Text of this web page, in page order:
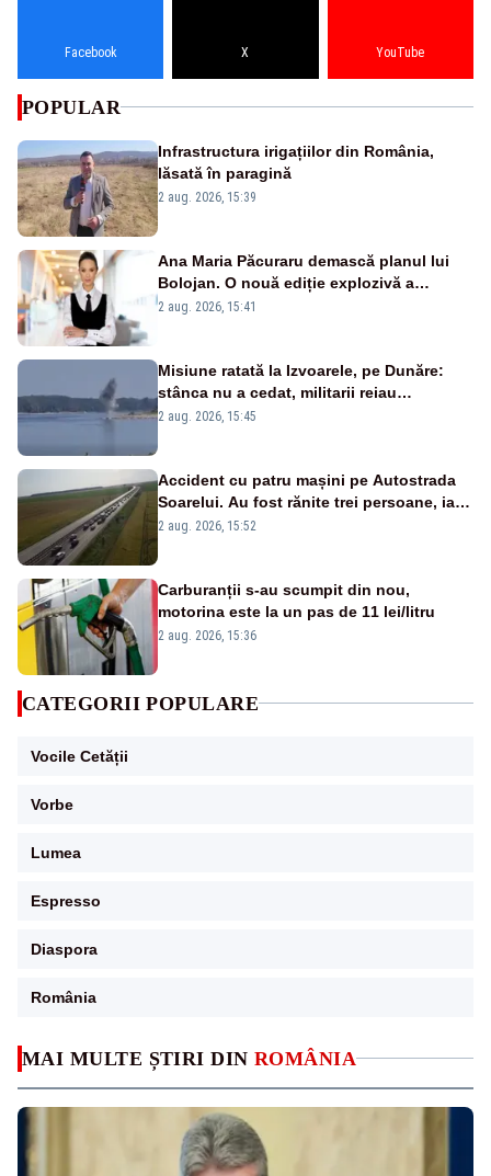
MAI MULTE ȘTIRI DIN ROMÂNIA
Facebook X YouTube
POPULAR
Infrastructura irigațiilor din România,
lăsată în paragină
2 aug. 2026, 15:39
Ana Maria Păcuraru demască planul lui
Bolojan. O nouă ediție explozivă a
emisiunii „Miza Zilei” la Realitatea PLUS
2 aug. 2026, 15:41
Misiune ratată la Izvoarele, pe Dunăre:
stânca nu a cedat, militarii reiau
detonările luni – VIDEO
2 aug. 2026, 15:45
Accident cu patru mașini pe Autostrada
Soarelui. Au fost rănite trei persoane, iar
traficul se desfășoară cu dificultate
2 aug. 2026, 15:52
Carburanții s-au scumpit din nou,
motorina este la un pas de 11 lei/litru
2 aug. 2026, 15:36
CATEGORII POPULARE
Vocile Cetății
Vorbe
Lumea
Espresso
Diaspora
România